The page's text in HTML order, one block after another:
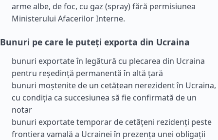
arme albe, de foc, cu gaz (spray) fără permisiunea
Ministerului Afacerilor Interne.
Bunuri pe care le puteți exporta din Ucraina
bunuri exportate în legătură cu plecarea din Ucraina
pentru reședință permanentă în altă țară
bunuri moștenite de un cetățean nerezident în Ucraina,
cu condiția ca succesiunea să fie confirmată de un
notar
bunuri exportate temporar de cetățeni rezidenți peste
frontiera vamală a Ucrainei în prezența unei obligații